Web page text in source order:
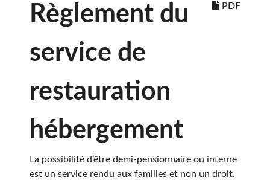
PDF
Règlement du
service de
restauration
hébergement
La possibilité d’être demi-pensionnaire ou interne
est un service rendu aux familles et non un droit.